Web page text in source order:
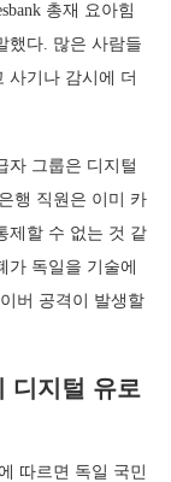
총재 요아힘
했다. 많은 사람들
사기나 감시에 더
자 그룹은 디지털
행 직원은 이미 카
제할 수 없는 것 같
독일을 기술에
버 공격이 발생할
디지털 유로
따르면 독일 국민